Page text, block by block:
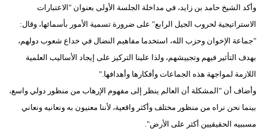
سيارات
وأكد الشيخ حامد بن زايد، في مداخلة الجلسة الأولى بعنوان "الاعتبارات
الاستراتيجية لحروب الجيل الرابع" على ضرورة تسمية الأمور بأسمائها، وقال:
"جماعة الإخوان وحزب الله، استخدما مفاهيم النضال في خداع شعوب دولهم،
بهدف التأثير فيهم وتجييشهم، ولذا علينا التركيز على إيجاد الأساليب العلمية
اللازمة لمواجهة هذه الجماعات وأفكارها وأهدافها."
وأضاف أن "المشكلة أن العالم ينظر إلى مفهوم الإرهاب من منظور دولي واسع،
بينما نحن نراه من منظور مختلف وأكثر واقعية، لأننا معنيون به ونعانيه ونعاني
مسببيه الحقيقيين أكثر على الأرض".